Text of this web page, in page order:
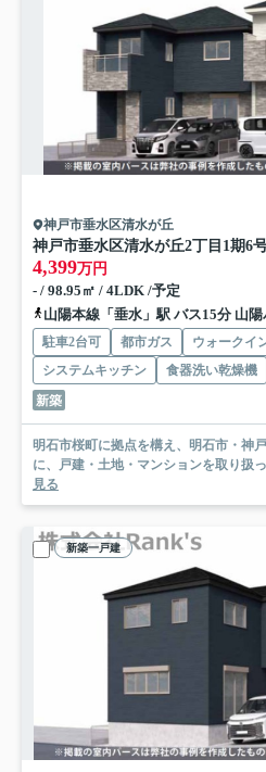
神戸市垂水区清水が丘
神戸市垂水区清水が丘2丁目 1期6
4,399万円
- / 98.95㎡ / 4LDK /予定
山陽本線「垂水」駅 バス15分 山陽バス
駐車2台可 都市ガス
ウォークイ
システムキッチン
食器洗い乾燥機
新築
明石市桜町に拠点を構え、明石市・神
に、戸建・土地・マンションを取り扱
見る
新築一戸建